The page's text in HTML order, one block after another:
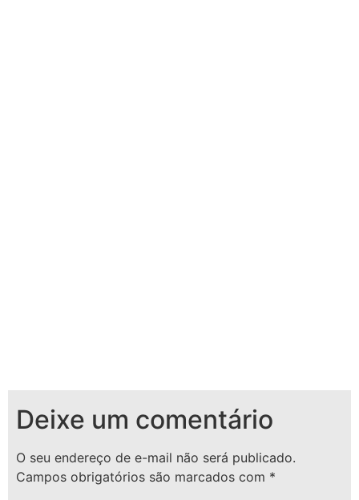
Deixe um comentário
O seu endereço de e-mail não será publicado.
Campos obrigatórios são marcados com *